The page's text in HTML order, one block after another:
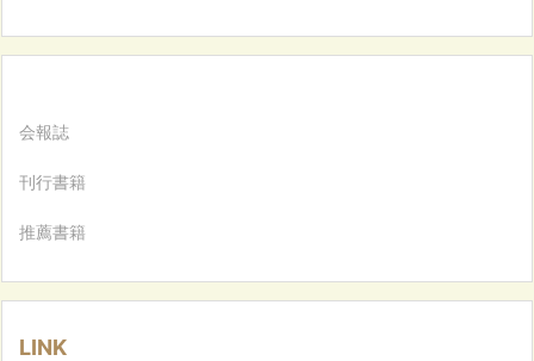
会報誌
刊行書籍
推薦書籍
LINK